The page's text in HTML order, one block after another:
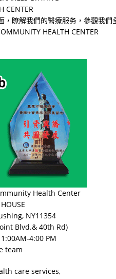
CENTER
，瞭解我們的醫療服务，參觀我們
HEALTH CENTER
Health Center
NY11354
Blvd.& 40th Rd)
4:00 PM
team
care services,